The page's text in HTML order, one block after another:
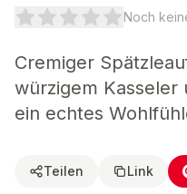
Noch
Cremiger
würzigem Kasseler
ein echtes
Teilen Link